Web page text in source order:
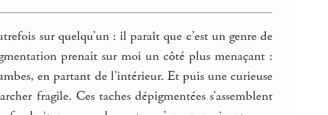
sur quelqu’un : il paraît que c’est un genre de
prenait sur moi un côté plus menaçant :
en partant de l’intérieur. Et puis une curieuse
fragile. Ces taches dépigmentées s’assemblent